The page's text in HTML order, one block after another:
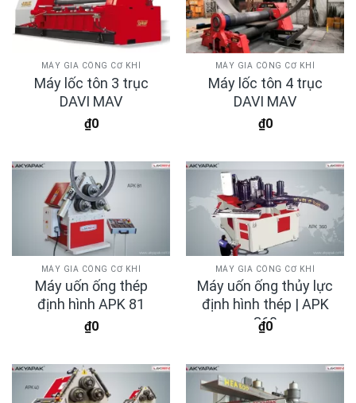
MÁY GIA CÔNG CƠ KHÍ
Máy lốc tôn 3 trục
DAVI MAV
₫0
MÁY GIA CÔNG CƠ KHÍ
Máy lốc tôn 4 trục
DAVI MAV
₫0
MÁY GIA CÔNG CƠ KHÍ
Máy uốn ống thép
định hình APK 81
₫0
MÁY GIA CÔNG CƠ KHÍ
Máy uốn ống thủy lực
định hình thép | APK
360
₫0